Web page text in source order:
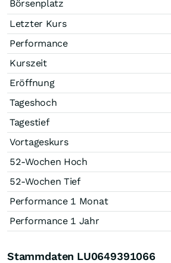
Börsenplatz
Letzter Kurs
Performance
Kurszeit
Eröffnung
Tageshoch
Tagestief
Vortageskurs
52-Wochen Hoch
52-Wochen Tief
Performance 1 Monat
Performance 1 Jahr
Stammdaten LU0649391066